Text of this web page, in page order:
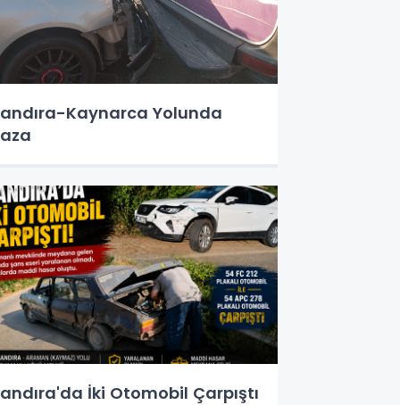
Kaynarca Yolunda
İki Otomobil Çarpıştı